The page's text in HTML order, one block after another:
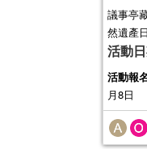
議事亭
然遺產日
活動日
活動報
月8日